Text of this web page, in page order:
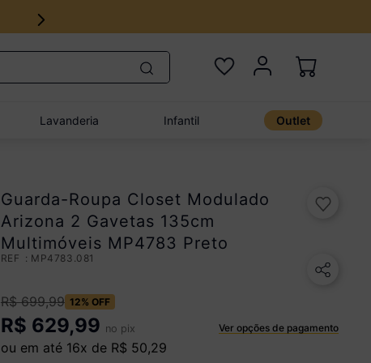
Lavanderia Infantil Outlet
Guarda-Roupa Closet Modulado
Arizona 2 Gavetas 135cm
Multimóveis MP4783 Preto
: MP4783.081
R$ 699,99 12% OFF
R$ 629,99 no pix Ver opções de pagamento
ou em até 16x de R$ 50,29